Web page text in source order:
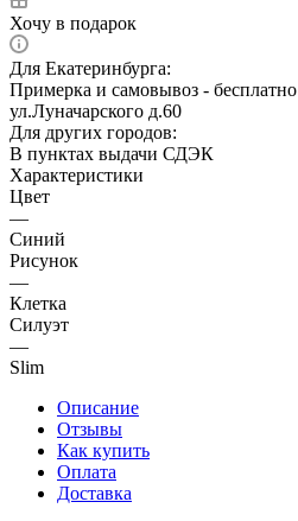
Хочу в подарок
Для Екатеринбурга:
Примерка и самовывоз - бесплатно
ул.Луначарского д.60
Для других городов:
В пунктах выдачи СДЭК
Характеристики
Цвет
—
Синий
Рисунок
—
Клетка
Силуэт
—
Slim
Описание
Отзывы
Как купить
Оплата
Доставка